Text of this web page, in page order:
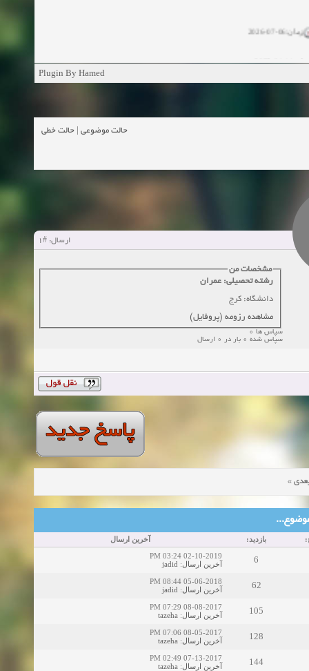
زمان:10-13-2024
زمان:10-11-2024
Plugin By Hamed
حالت موضوعی حالت خطی
ارسال: #1
مشخصات من
رشته تحصیلی: عمران
دانشگاه: کرج
مشاهده رزومه (پروفایل)
سپاس ها 0
سپاس شده 0 بار در 0 ارسال
»
بازدید: آخرین ارسال
6
02-10-2019 03:24 PM
آخرین ارسال:
jadid
62
05-06-2018 08:44 PM
آخرین ارسال:
jadid
105
08-08-2017 07:29 PM
آخرین ارسال:
tazeha
128
08-05-2017 07:06 PM
آخرین ارسال:
tazeha
144
07-13-2017 02:49 PM
آخرین ارسال:
tazeha